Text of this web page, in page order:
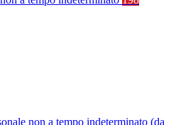
non a tempo indeterminato (da